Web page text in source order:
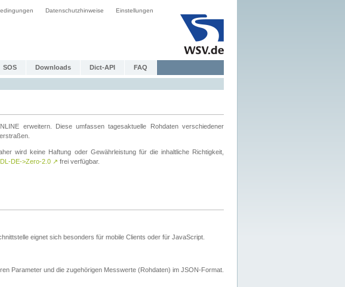
Datenschutzhinweise Einstellungen
SOS Downloads Dict-API FAQ
erweitern. Diese umfassen tagesaktuelle Rohdaten verschiedener
wird keine Haftung oder Gewährleistung für die inhaltliche Richtigkeit,
DL-DE->Zero-2.0 ↗ frei verfügbar.
eignet sich besonders für mobile Clients oder für JavaScript.
Parameter und die zugehörigen Messwerte (Rohdaten) im JSON-Format.